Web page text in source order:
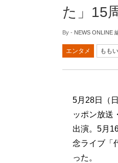
た」15
By - NEWS ONLINE
エンタメ もも
5月28日（
ッポン放送
出演。5月
念ライブ「
った。